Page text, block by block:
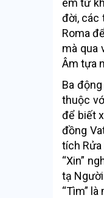
đời, các
Roma
mà qua
Âm tựa
Ba
thuộc
để biết
đồng
tích Rửa
“Xin”
tạ
“Tìm”